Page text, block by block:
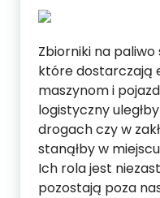
Zbiorniki na
które dostarczają
maszynom i
logistyczny
drogach czy w
stanąłby w
Ich rola jest
pozostają poza